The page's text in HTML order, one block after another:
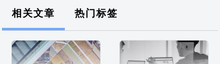
相关文章 热门标签